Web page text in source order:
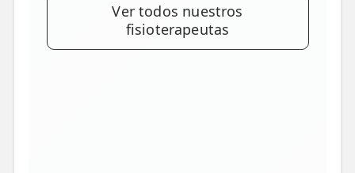
Ver todos nuestros
fisioterapeutas